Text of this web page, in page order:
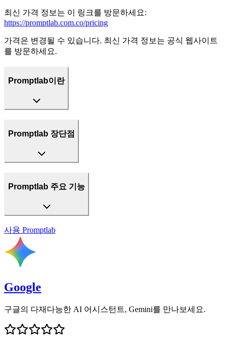
최신 가격 정보는 이 링크를 방문하세요:
https://promptlab.com.co/pricing
가격은 변경될 수 있습니다. 최신 가격 정보는 공식 웹사이트
를 방문하세요.
Promptlab이란
Promptlab 장단점
Promptlab 주요 기능
사용 Promptlab
Google
구글의 다재다능한 AI 어시스턴트, Gemini를 만나보세요.